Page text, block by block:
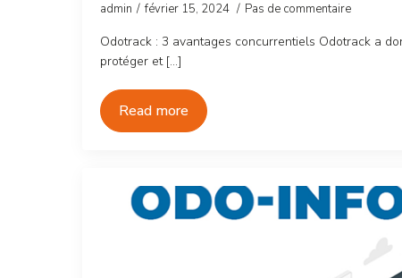
admin février 15, 2024 Pas de commentaire
Odotrack : 3 avantages concurrentiels Odotrack a
protéger et […]
Read more